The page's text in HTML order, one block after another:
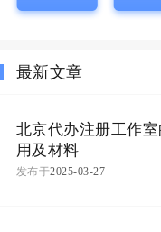
最新文章
北京代办注册工作
用及材料
发布于2025-03-27